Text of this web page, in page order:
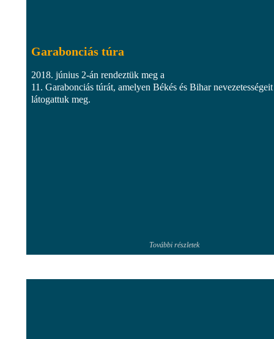
Garabonciás túra
2018. június 2-án rendeztük meg a
11. Garabonciás túrát, amelyen Békés és Bihar nevezetességeit
látogattuk meg.
További részletek